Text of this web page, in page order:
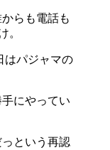
らも電話も
。
はパジャマの
にやってい
という再認